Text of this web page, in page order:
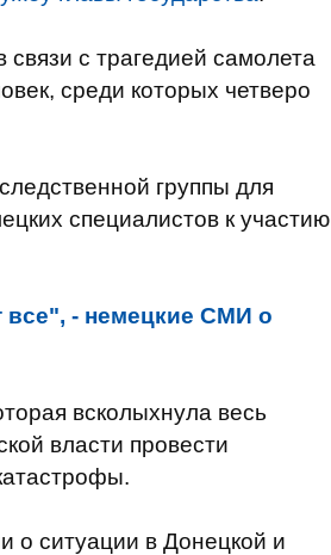
с трагедией самолета
среди которых четверо
группы для
специалистов к участию
все", - немецкие СМИ о
всколыхнула весь
власти провести
о ситуации в Донецкой и